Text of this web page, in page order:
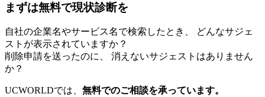
まずは無料で現状診断を
自社の企業名やサービス名で検索したとき、 どんなサジェ
ストが表示されていますか？
削除申請を送ったのに、 消えないサジェストはありません
か？
UCWORLDでは、 無料でのご相談を承っています。